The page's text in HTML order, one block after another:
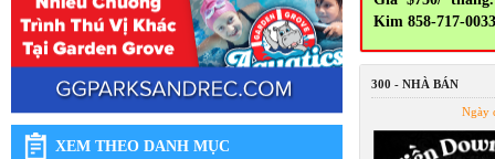
XEM THEO DANH MỤC
Kim 858-717-0033
300 - NHÀ BÁN
Ngày